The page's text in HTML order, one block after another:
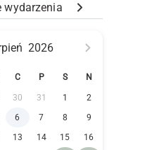
wydarzenia
2026
C P S N
30 31 1
2
6 7 8
9
13 14 15
16